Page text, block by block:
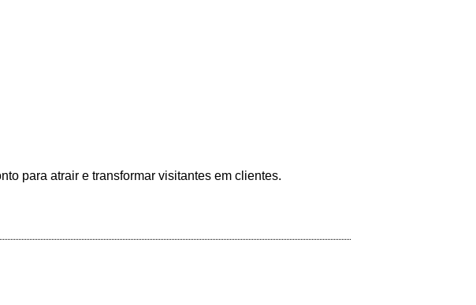
para atrair e transformar visitantes em clientes.